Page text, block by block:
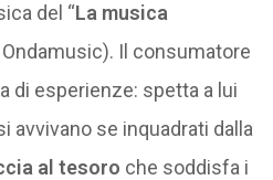
del “La musica
Ondamusic). Il consumatore
di esperienze: spetta a lui
avvivano se inquadrati dalla
al tesoro che soddisfa i